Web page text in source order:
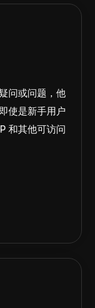
问或问题，他
使是新手用户
和其他可访问